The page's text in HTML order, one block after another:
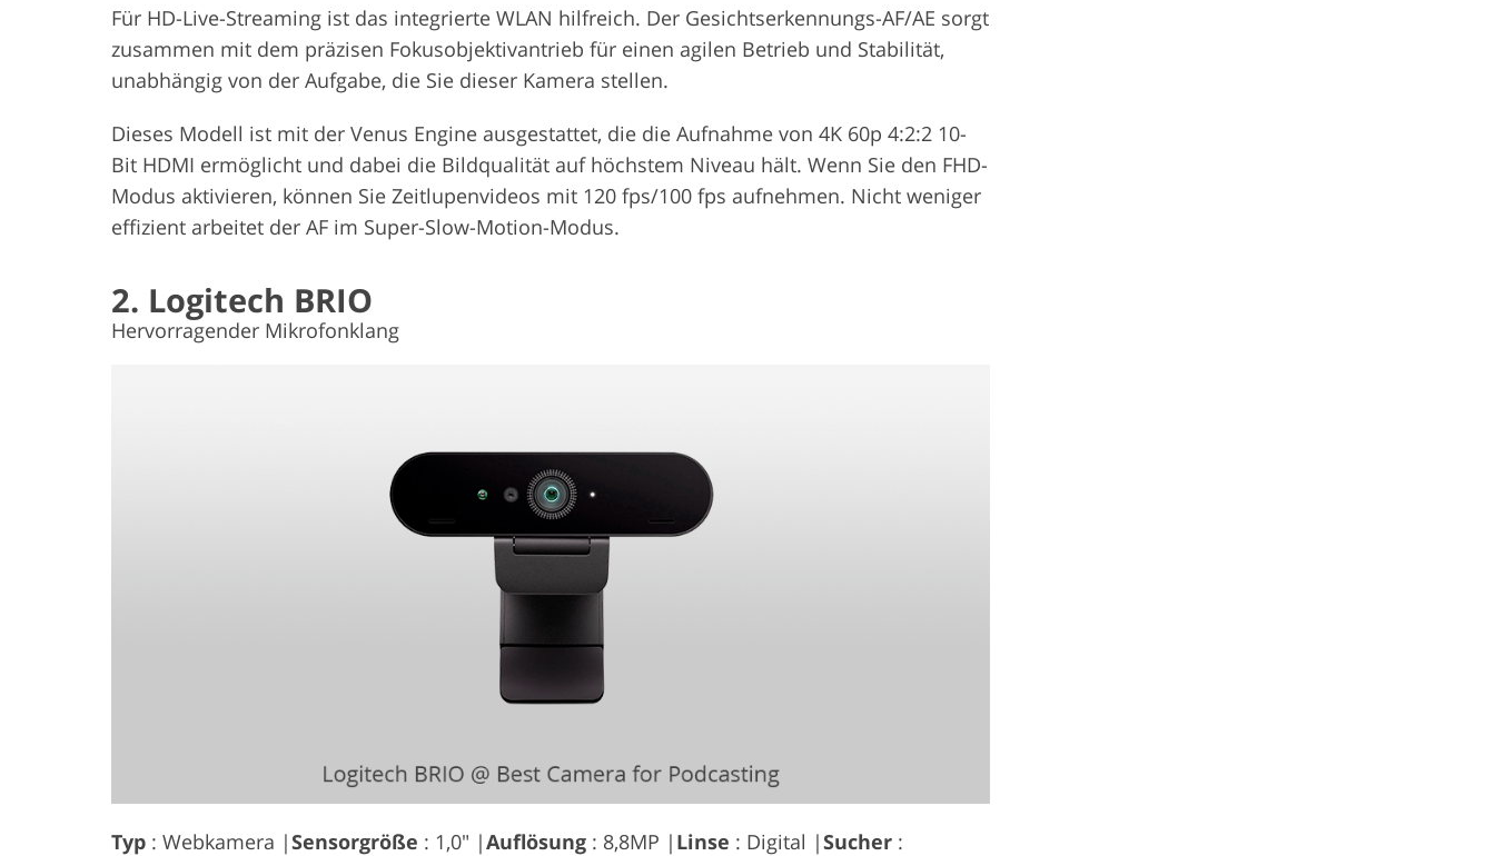
Für HD-Live-Streaming ist das integrierte WLAN hilfreich. Der Gesichtserkennungs-AF/AE sorgt
zusammen mit dem präzisen Fokusobjektivantrieb für einen agilen Betrieb und Stabilität,
unabhängig von der Aufgabe, die Sie dieser Kamera stellen.
Dieses Modell ist mit der Venus Engine ausgestattet, die die Aufnahme von 4K 60p 4:2:2 10-
Bit HDMI ermöglicht und dabei die Bildqualität auf höchstem Niveau hält. Wenn Sie den FHD-
Modus aktivieren, können Sie Zeitlupenvideos mit 120 fps/100 fps aufnehmen. Nicht weniger
effizient arbeitet der AF im Super-Slow-Motion-Modus.
2. Logitech BRIO
Hervorragender Mikrofonklang
Typ : Webkamera |Sensorgröße : 1,0" |Auflösung : 8,8MP | Linse : Digital |Sucher :